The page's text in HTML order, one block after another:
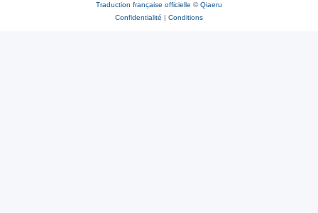
Traduction française officielle ©Qiaeru
Confidentialité | Conditions